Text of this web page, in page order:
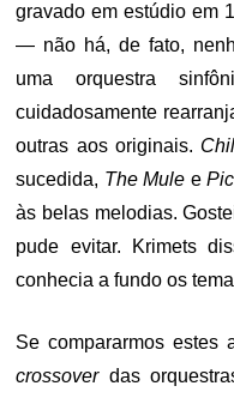
gravado em estúdio em
— não há, de fato,
uma orquestra
cuidadosamente
outras aos originais.
sucedida, The Mule e
às belas melodias.
pude evitar. Krimets
conhecia a fundo os
Se compararmos estes
crossoverdas